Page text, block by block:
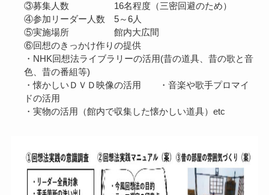
③募集人数 16名程度（三密回避のため）
④参加リーダー人数 5～6人
⑤実施場所 館内大広間
⑥回想のきっかけ作りの提供
・NHK回想法ライブラリーの活用(昔の道具、昔の歌と音
色、昔の番組等)
・懐かしいＤＶＤ映像の活用 ・音楽や歌手プロマイ
ドの活用
・実物の活用（館内で収集した懐かしい道具）etc